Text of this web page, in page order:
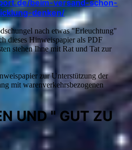
beim-versand-schon-
denken/
nach etwas "Erleuchtung"
dieses Hinweispapier als PDF
stehen Ihne mit Rat und Tat zur
zur Unterstützung der
mit warenverkehrsbezogenen
UND " GUT ZU